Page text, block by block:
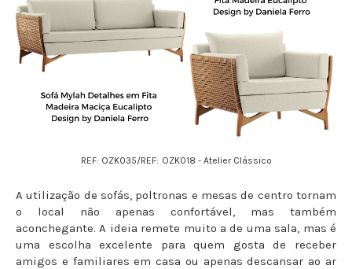
REF: OZK035/REF: OZK018 - Atelier Clássico
A utilização de sofás, poltronas e mesas de centro tornam
o local não apenas confortável, mas também
aconchegante. A ideia remete muito a de uma sala, mas é
uma escolha excelente para quem gosta de receber
amigos e familiares em casa ou apenas descansar ao ar